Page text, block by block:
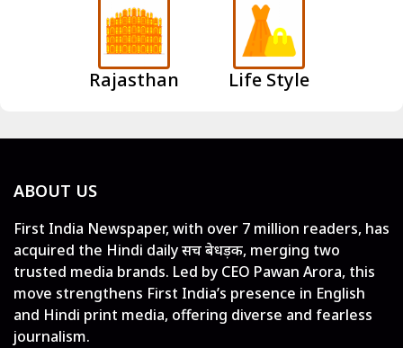
Rajasthan Life Style
ABOUT US
First India Newspaper, with over 7 million readers, has
acquired the Hindi daily सच बेधड़क, merging two
trusted media brands. Led by CEO Pawan Arora, this
move strengthens First India’s presence in English
and Hindi print media, offering diverse and fearless
journalism.